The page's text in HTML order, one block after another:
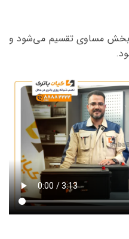
بخش مساوی تقسیم می‌شود و